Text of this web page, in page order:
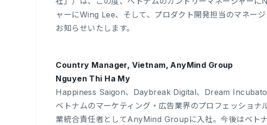
ャーにWing Lee、そして、プロダクト開発担当のマネー
お知らせいたします。
Country Manager, Vietnam, AnyMind Group
Nguyen Thi Ha My
Happiness Saigon、Daybreak Digital、Dream
ベトナムのマーケティング・広告業界のプロフェッショ
業統合責任者としてAnyMind Groupに入社。今後はベト